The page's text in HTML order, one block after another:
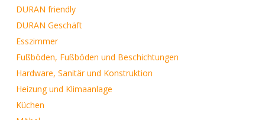
DURAN friendly
DURAN Geschäft
Esszimmer
Fußböden, Fußböden und Beschichtungen
Hardware, Sanitär und Konstruktion
Heizung und Klimaanlage
Küchen